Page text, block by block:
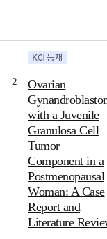
2
Ovarian
with a Juvenile
Granulosa Cell
Tumor
Component in a
Postmenopausal
Woman: A Case
Report and
Literature